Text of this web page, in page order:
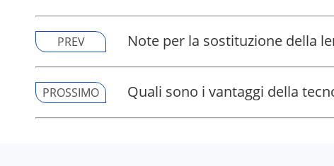
PREV Note per la sostituzione della
PROSSIMO Quali sono i vantaggi della